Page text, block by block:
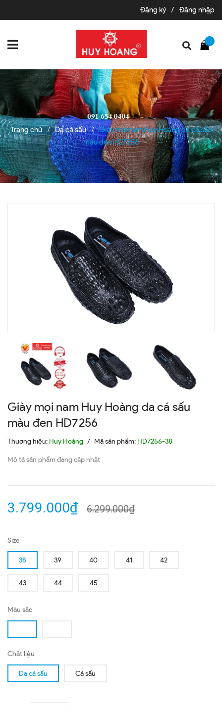
Đăng ký / Đăng nhập
Trang chủ / Da cá sấu /
Giày mọi nam Huy Hoàng da cá sấu
màu đen HD7256
Giày mọi nam Huy Hoàng da cá sấu
màu đen HD7256
Thương hiệu: Huy Hoàng / Mã sản phẩm: HD7256-38
Mô tả sản phẩm đang cập nhật
3.799.000₫ 6.299.000₫
Size
38 39 40 41 42
43 44 45
Màu sắc
Chất liệu
Da cá sấu Cá sấu